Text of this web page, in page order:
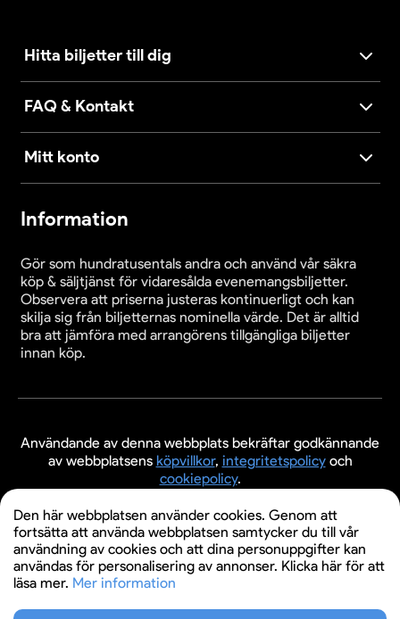
Hitta biljetter till dig
FAQ & Kontakt
Mitt konto
Information
Gör som hundratusentals andra och använd vår säkra
köp & säljtjänst för vidaresålda evenemangsbiljetter.
Observera att priserna justeras kontinuerligt och kan
skilja sig från biljetternas nominella värde. Det är alltid
bra att jämföra med arrangörens tillgängliga biljetter
innan köp.
Användande av denna webbplats bekräftar godkännande
av webbplatsens köpvillkor, integritetspolicyoch
cookiepolicy.
© 2026 Evenemangsbiljetter.se
Den här webbplatsen använder cookies. Genom att
fortsätta att använda webbplatsen samtycker du till vår
användning av cookies och att dina personuppgifter kan
användas för personalisering av annonser. Klicka här för att
läsa mer. Mer information